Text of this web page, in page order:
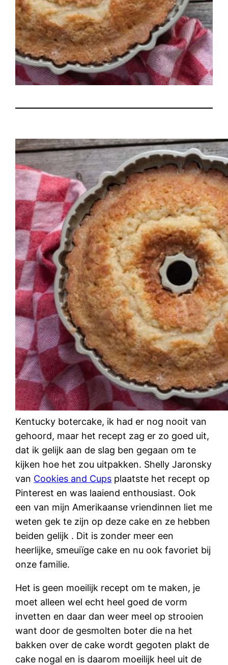
Kentucky botercake, ik had er nog nooit van
gehoord, maar het recept zag er zo goed uit,
dat ik gelijk aan de slag ben gegaan om te
kijken hoe het zou uitpakken. Shelly Jaronsky
van Cookies and Cups plaatste het recept op
Pinterest en was laaiend enthousiast. Ook
een van mijn Amerikaanse vriendinnen liet me
weten gek te zijn op deze cake en ze hebben
beiden gelijk . Dit is zonder meer een
heerlijke, smeuiïge cake en nu ook favoriet bij
onze familie.
Het is geen moeilijk recept om te maken, je
moet alleen wel echt heel goed de vorm
invetten en daar dan weer meel op strooien
want door de gesmolten boter die na het
bakken over de cake wordt gegoten plakt de
cake nogal en is daarom moeilijk heel uit de